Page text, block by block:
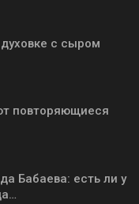
с сыром
повторяющиеся
Бабаева: есть ли у